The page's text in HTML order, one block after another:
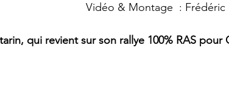
Vidéo & Montage  : Frédéric
qui revient sur son rallye 100% RAS